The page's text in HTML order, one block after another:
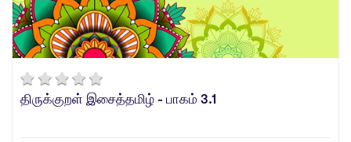
திருக்குறள் இசைத்தமிழ் - பாகம் 3.1